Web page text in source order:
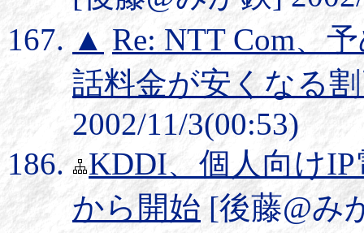
▲ Re: NTT Com、
話料金が安くなる
2002/11/3(00:53)
KDDI、個人向け
から開始[後藤@み